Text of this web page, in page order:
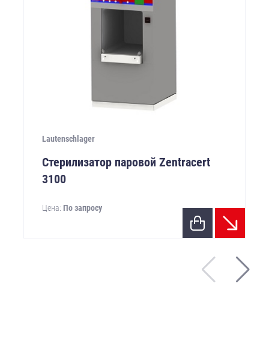
Lautenschlager
Стерилизатор паровой Zentracert
3100
Цена: По запросу